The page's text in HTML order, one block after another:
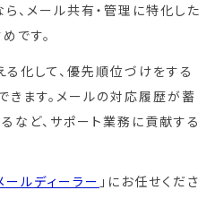
、メール共有・管理に特化した
です。
化して、優先順位づけをする
きます。メールの対応履歴が蓄
など、サポート業務に貢献する
ールディーラー 」にお任せくださ